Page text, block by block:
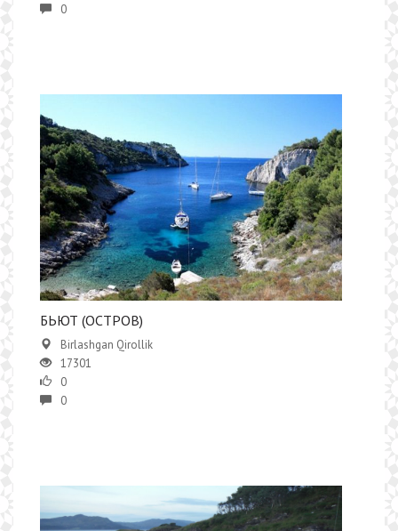
0
БЬЮТ (ОСТРОВ)
Birlashgan Qirollik
17301
0
0